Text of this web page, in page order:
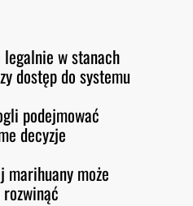
w stanach
dostęp do systemu
podejmować
decyzje
marihuany może